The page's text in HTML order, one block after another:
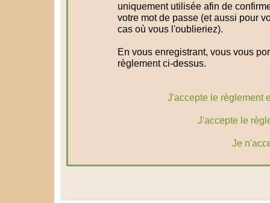
uniquement utilisée afin de
votre mot de passe (et aussi pour
cas où vous l'oublieriez).
En vous enregistrant, vous vous
règlement ci-dessus.
J'accepte le règlement
J'accepte le
Je